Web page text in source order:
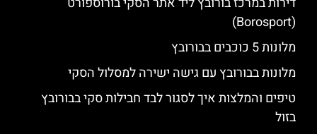
(Borosport)
מלונות 5 כוכבים בבורובץ
מלונות בבורובץ עם גישה ישירה למסלול הסקי
טיפים והמלצות איך לסגור לבד חבילות סקי בבורובץ
בזול